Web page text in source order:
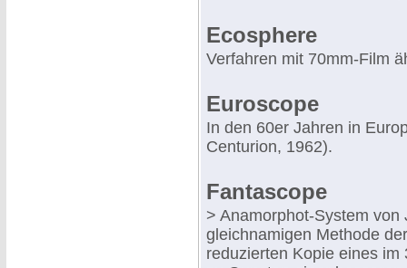
Ecosphere
Verfahren mit 70mm-Film
Euroscope
In den 60er Jahren in
Centurion, 1962).
Fantascope
> Anamorphot-System
gleichnamigen Methode
reduzierten Kopie eines